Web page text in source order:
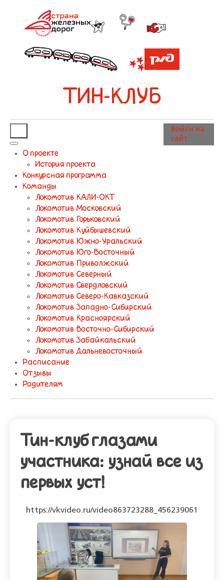
ТИН-КЛУБ
О проекте
История проекта
Конкурсная программа
Команды
Локомотив КАЛИ-ОКТ
Локомотив Московский
Локомотив Горьковский
Локомотив Куйбышевский
Локомотив Южно-Уральский
Локомотив Юго-Восточный
Локомотив Приволжский
Локомотив Северный
Локомотив Свердловский
Локомотив Северо-Кавказский
Локомотив Западно-Сибирский
Локомотив Красноярский
Локомотив Восточно-Сибирский
Локомотив Забайкальский
Локомотив Дальневосточный
Расписание
Отзывы
Родителям
Войти на
сайт
Тин-клуб глазами
участника: узнай все из
первых уст!
https://vkvideo.ru/video863723288_456239061